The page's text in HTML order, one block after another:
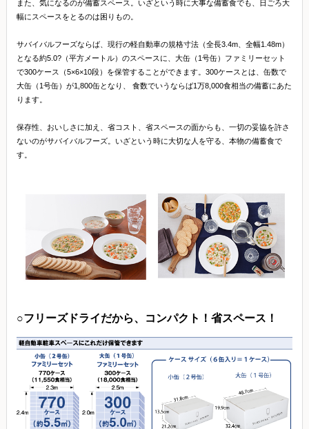
また、気になるのが備蓄スペース。いざという時に大事な備蓄食でも、日ごろ大
幅にスペースをとるのは困りもの。
サバイバルフーズならば、現行の軽自動車の規格寸法（全長3.4m、全幅1.48m）
となる約5.0?（平方メートル）のスペースに、大缶（1号缶）ファミリーセット
で300ケース（5×6×10段）を保管することができます。300ケースとは、缶数で
大缶（1号缶）が1,800缶となり、 食数でいうならば1万8,000食相当の備蓄にあた
ります。
保存性、おいしさに加え、省コスト、省スペースの面からも、一切の妥協を許さ
ないのがサバイバルフーズ。いざという時に大切な人を守る、本物の備蓄食で
す。
○フリーズドライだから、コンパクト！省スペース！